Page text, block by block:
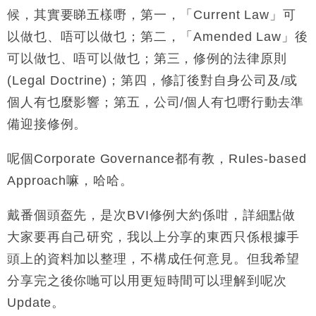
候，其實要睇五樣嘢，第一，「Current Law」可
以做乜、唔可以做乜；第二，「Amended Law」後
可以做乜、唔可以做乜；第三，修例的法律原則
(Legal Doctrine)；第四，修訂後對自身公司及/或
個人有乜麼影響；第五，公司/個人有乜嘢行動去準
備迎接修例。
呢個Corporate Governance都有教，Rules-based
Approach嘛，哈哈。
戴番個頭盔先，是次BVI修例大約係咁，詳細點做
大家要再自己研究，我以上分享的東西只係根據手
頭上的資料加以整理，不構成任何意見。但我希望
分享完之後你哋可以用更短時間可以理解到呢次
Update。